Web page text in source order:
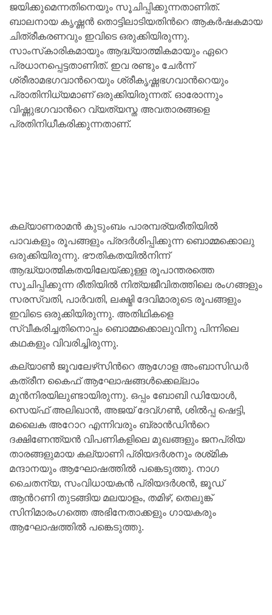
ജയിക്കുമെന്നതിനെയും സൂചിപ്പിക്കുന്നതാണിത്.
ബാലനായ കൃഷ്ണൻ തൊട്ടിലാടിയതിൻറെ ആകർഷകമായ
ചിത്രീകരണവും ഇവിടെ ഒരുക്കിയിരുന്നു.
സാംസ്‌കാരികമായും ആദ്ധ്യാത്മികമായും ഏറെ
പ്രധാനപ്പെട്ടതാണിത്. ഇവ രണ്ടും ചേർന്ന്
ശ്രീരാമഭഗവാൻറെയും ശ്രീകൃഷ്ണഭഗവാൻറെയും
പ്രാതിനിധ്യമാണ് ഒരുക്കിയിരുന്നത്. ഓരോന്നും
വിഷ്ണുഭഗവാൻറെ വ്യത്യസ്ത അവതാരങ്ങളെ
പ്രതിനിധീകരിക്കുന്നതാണ്.
കല്യാണരാമൻ കുടുംബം പാരമ്പര്യരീതിയിൽ
പാവകളും രൂപങ്ങളും പ്രദർശിപ്പിക്കുന്ന ബൊമ്മക്കൊലു
ഒരുക്കിയിരുന്നു. ഭൗതികതയിൽനിന്ന്
ആദ്ധ്യാത്മികതയിലേയ്ക്കുള്ള രൂപാന്തരത്തെ
സൂചിപ്പിക്കുന്ന രീതിയിൽ നിത്യജീവിതത്തിലെ രംഗങ്ങളും
സരസ്വതി, പാർവതി, ലക്ഷ്മി ദേവിമാരുടെ രൂപങ്ങളും
ഇവിടെ ഒരുക്കിയിരുന്നു. അതിഥികളെ
സ്വീകരിച്ചതിനൊപ്പം ബൊമ്മക്കൊലുവിനു പിന്നിലെ
കഥകളും വിവരിച്ചിരുന്നു.
കല്യാൺ ജൂവലേഴ്‌സിൻറെ ആഗോള അംബാസിഡർ
കത്രീന കൈഫ് ആഘോഷങ്ങൾക്കെല്ലാം
മുൻനിരയിലുണ്ടായിരുന്നു. ഒപ്പം ബോബി ഡിയോൾ,
സെയ്‌ഫ് അലിഖാൻ, അജയ് ദേവ്ഗൺ, ശിൽപ്പ ഷെട്ടി,
മലൈക അറോറ എന്നിവരും ബ്രാൻഡിൻറെ
ദക്ഷിണേന്ത്യൻ വിപണികളിലെ മുഖങ്ങളും ജനപ്രിയ
താരങ്ങളുമായ കല്യാണി പ്രിയദർശനും രശ്‌മിക
മന്ദാനയും ആഘോഷത്തിൽ പങ്കെടുത്തു. നാഗ
ചൈതന്യ, സംവിധായകൻ പ്രിയദർശൻ, ജൂഡ്
ആൻറണി തുടങ്ങിയ മലയാളം, തമിഴ്, തെലുങ്ക്
സിനിമാരംഗത്തെ അഭിനേതാക്കളും ഗായകരും
ആഘോഷത്തിൽ പങ്കെടുത്തു.